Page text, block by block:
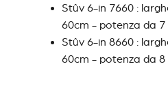
Stûv 6-in 7660 :
60cm - potenza da 7
Stûv 6-in 8660 :
60cm - potenza da 8